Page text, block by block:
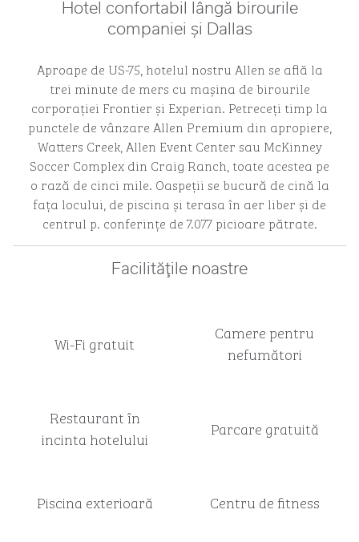
Hotel confortabil lângă birourile
companiei și Dallas
Aproape de US-75, hotelul nostru Allen se află la
trei minute de mers cu mașina de birourile
corporației Frontier și Experian. Petreceți timp la
punctele de vânzare Allen Premium din apropiere,
Watters Creek, Allen Event Center sau McKinney
Soccer Complex din Craig Ranch, toate acestea pe
o rază de cinci mile. Oaspeții se bucură de cină la
fața locului, de piscina și terasa în aer liber și de
centrul p. conferințe de 7.077 picioare pătrate.
Facilităţile noastre
Wi-Fi gratuit
Camere pentru
nefumători
Restaurant în
incinta hotelului
Parcare gratuită
Piscina exterioară Centru de fitness